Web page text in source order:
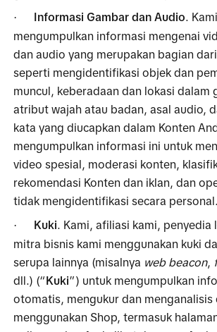
· Informasi Gambar dan Audio.
mengumpulkan informasi mengenai
dan audio yang merupakan bagian
seperti mengidentifikasi objek dan
muncul, keberadaan dan lokasi dalam
atribut wajah atau badan, asal audio,
kata yang diucapkan dalam Konten
mengumpulkan informasi ini untuk
video spesial, moderasi konten,
rekomendasi Konten dan iklan, dan
tidak mengidentifikasi secara personal.
· Kuki. Kami, afiliasi kami, penyedia
mitra bisnis kami menggunakan kuki
serupa lainnya (misalnya web beacon,
dll.) (“Kuki”) untuk mengumpulkan
otomatis, mengukur dan menganalisis
menggunakan Shop, termasuk